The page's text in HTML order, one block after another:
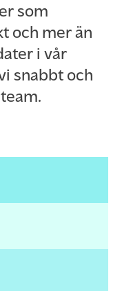
som
och mer än
i vår
snabbt och